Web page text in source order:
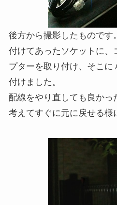
後方から撮影したものです
付けてあったソケットに、
プターを取り付け、そこに
付けました。
配線をやり直しても良かっ
考えてすぐに元に戻せる様